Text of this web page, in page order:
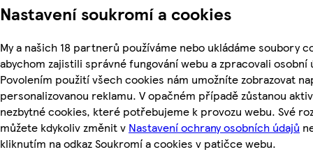
Nastavení soukromí a cookies
My a našich 18 partnerů používáme nebo ukládáme soubory
abychom zajistili správné fungování webu a zpracovali osobní
Povolením použití všech cookies nám umožníte zobrazovat
personalizovanou reklamu. V opačném případě zůstanou
nezbytné cookies, které potřebujeme k provozu webu. Své
můžete kdykoliv změnit v Nastavení ochrany osobních údajů
kliknutím na odkaz Soukromí a cookies v patičce webu.